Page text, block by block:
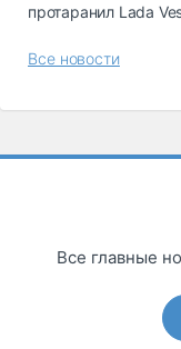
протаранил Lada
Все новости
Все главные